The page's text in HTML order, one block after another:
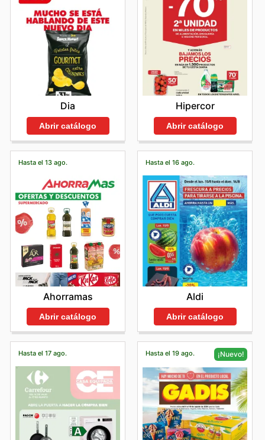
Dia
Abrir catálogo
Hipercor
Abrir catálogo
Hasta el 13 ago.
Ahorramas
Abrir catálogo
Hasta el 16 ago.
Aldi
Abrir catálogo
Hasta el 17 ago. Hasta el 19 ago. ¡Nuevo!